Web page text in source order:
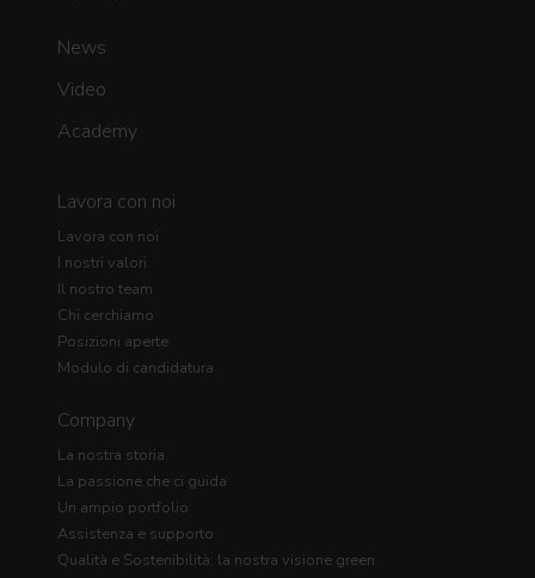
News
Video
Academy
Lavora con noi
Lavora con noi
I nostri valori
Il nostro team
Chi cerchiamo
Posizioni aperte
Modulo di candidatura
Company
La nostra storia
La passione che ci guida
Un ampio portfolio
Assistenza e supporto
Qualità e Sostenibilità: la nostra visione green